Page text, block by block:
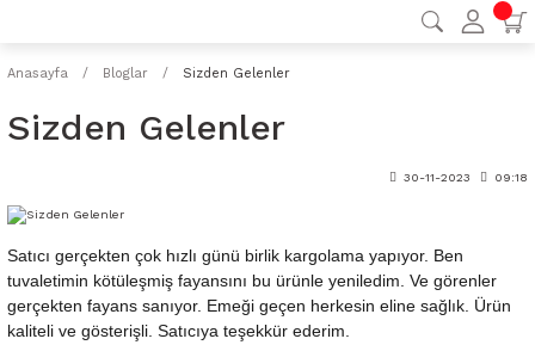
Anasayfa Bloglar Sizden Gelenler
Sizden Gelenler
30-11-2023 09:18
Satıcı gerçekten çok hızlı günü birlik kargolama yapıyor. Ben
tuvaletimin kötüleşmiş fayansını bu ürünle yeniledim. Ve görenler
gerçekten fayans sanıyor. Emeği geçen herkesin eline sağlık. Ürün
kaliteli ve gösterişli. Satıcıya teşekkür ederim.